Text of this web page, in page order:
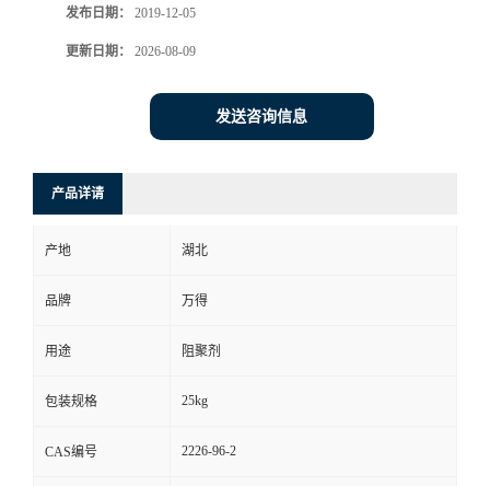
发布日期： 2019-12-05
更新日期： 2026-08-09
发送咨询信息
产品详请
产地 湖北
品牌 万得
用途 阻聚剂
包装规格 25kg
CAS编号 2226-96-2